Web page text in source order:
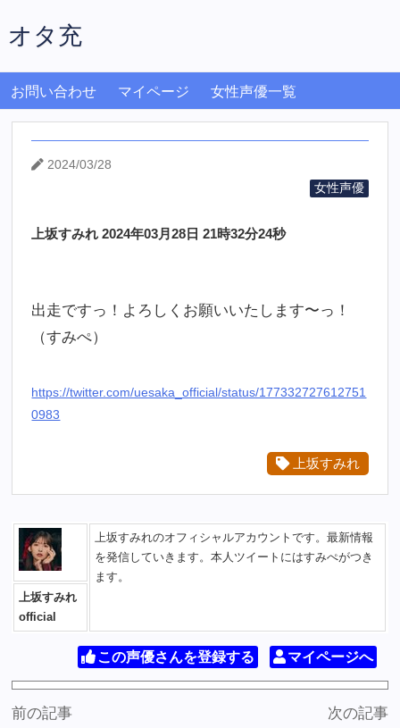
オタ充
お問い合わせ マイページ 女性声優一覧
2024/03/28
女性声優
上坂すみれ 2024年03月28日 21時32分24秒
出走ですっ！よろしくお願いいたします〜っ！
（すみぺ）
https://twitter.com/uesaka_official/status/177332727612751
0983
上坂すみれ
上坂すみれのオフィシャルアカウントです。最新情報
を発信していきます。本人ツイートにはすみぺがつき
ます。
上坂すみれ
official
この声優さんを登録する マイページへ
前の記事
次の記事